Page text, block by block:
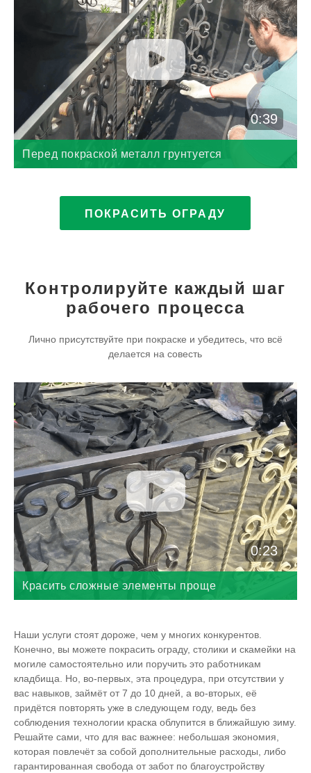
0:39
Перед покраской металл грунтуется
ПОКРАСИТЬ ОГРАДУ
Контролируйте каждый шаг
рабочего процесса
Лично присутствуйте при покраске и убедитесь, что всё
делается на совесть
0:23
Красить сложные элементы проще
Наши услуги стоят дороже, чем у многих конкурентов.
Конечно, вы можете покрасить ограду, столики и скамейки на
могиле самостоятельно или поручить это работникам
кладбища. Но, во-первых, эта процедура, при отсутствии у
вас навыков, займёт от 7 до 10 дней, а во-вторых, её
придётся повторять уже в следующем году, ведь без
соблюдения технологии краска облупится в ближайшую зиму.
Решайте сами, что для вас важнее: небольшая экономия,
которая повлечёт за собой дополнительные расходы, либо
гарантированная свобода от забот по благоустройству